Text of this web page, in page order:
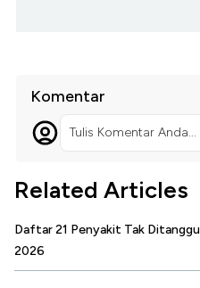
Komentar
Tulis Komentar Anda...
Related Articles
Daftar 21 Penyakit Tak
2026